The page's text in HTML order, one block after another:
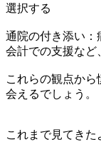
選択する
通院の付き添い：
会計での支援など
これらの観点か
会えるでしょう。
これまで見てき